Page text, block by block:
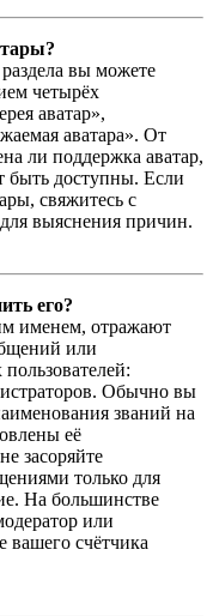
вы можете
четырёх
аватар»,
аватара». От
ли поддержка аватар,
быть доступны. Если
свяжитесь с
выяснения причин.
его?
именем, отражают
или
Обычно вы
званий на
её
засоряйте
только для
На большинстве
или
вашего счётчика